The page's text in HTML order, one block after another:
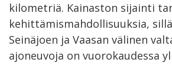
kilometriä. Kainaston sijainti
kehittämismahdollisuuksia,
Seinäjoen ja Vaasan välinen
ajoneuvoja on vuorokaudessa